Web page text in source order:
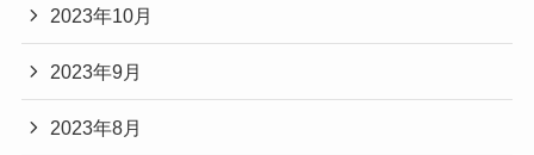
2023年10月
2023年9月
2023年8月